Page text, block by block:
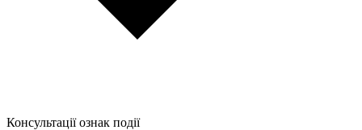
Консультації ознак події